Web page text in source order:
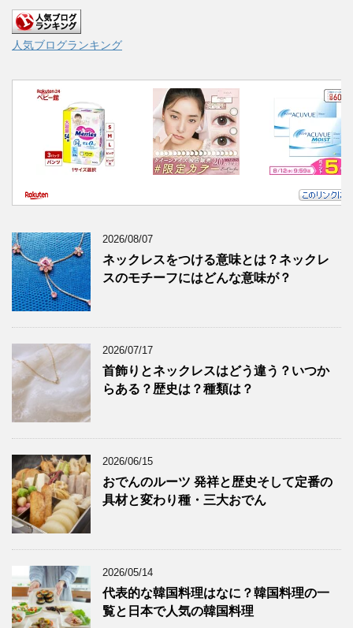
人気ブログランキング
2026/08/07
ネックレスをつける意味とは？ネックレ
スのモチーフにはどんな意味が？
2026/07/17
首飾りとネックレスはどう違う？いつか
らある？歴史は？種類は？
2026/06/15
おでんのルーツ 発祥と歴史そして定番の
具材と変わり種・三大おでん
2026/05/14
代表的な韓国料理はなに？韓国料理の一
覧と日本で人気の韓国料理